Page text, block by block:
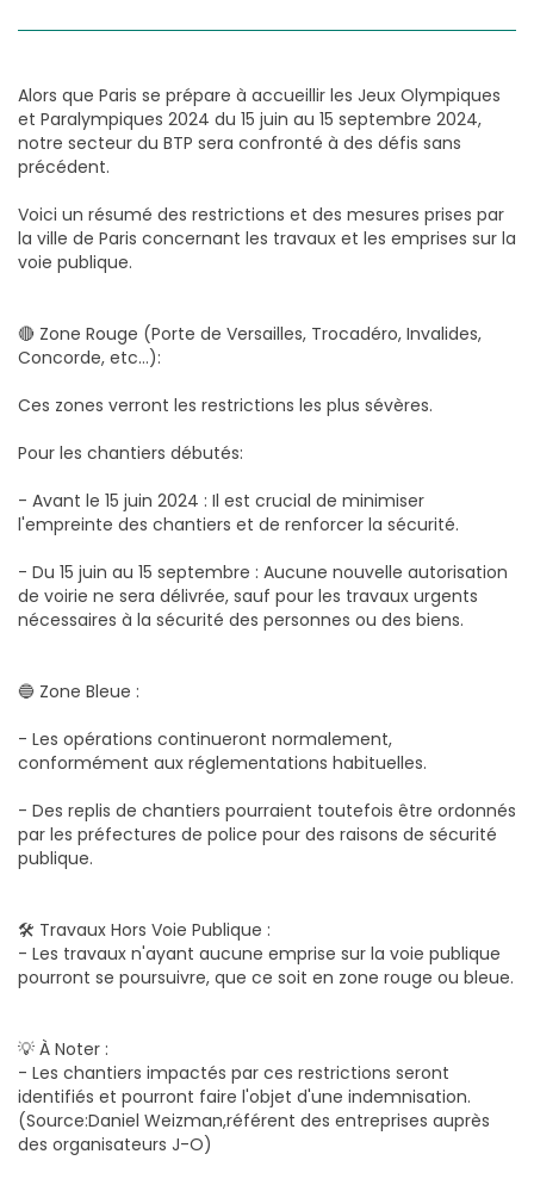
Alors que Paris se prépare à accueillir les Jeux Olympiques
et Paralympiques 2024 du 15 juin au 15 septembre 2024,
notre secteur du BTP sera confronté à des défis sans
précédent.
Voici un résumé des restrictions et des mesures prises par
la ville de Paris concernant les travaux et les emprises sur la
voie publique.
🔴 Zone Rouge (Porte de Versailles, Trocadéro, Invalides,
Concorde, etc…):
Ces zones verront les restrictions les plus sévères.
Pour les chantiers débutés:
- Avant le 15 juin 2024 : Il est crucial de minimiser
l'empreinte des chantiers et de renforcer la sécurité.
- Du 15 juin au 15 septembre : Aucune nouvelle autorisation
de voirie ne sera délivrée, sauf pour les travaux urgents
nécessaires à la sécurité des personnes ou des biens.
🔵 Zone Bleue :
- Les opérations continueront normalement,
conformément aux réglementations habituelles.
- Des replis de chantiers pourraient toutefois être ordonnés
par les préfectures de police pour des raisons de sécurité
publique.
🛠️ Travaux Hors Voie Publique :
- Les travaux n'ayant aucune emprise sur la voie publique
pourront se poursuivre, que ce soit en zone rouge ou bleue.
💡 À Noter :
- Les chantiers impactés par ces restrictions seront
identifiés et pourront faire l'objet d'une indemnisation.
(Source:Daniel Weizman,référent des entreprises auprès
des organisateurs J-O)